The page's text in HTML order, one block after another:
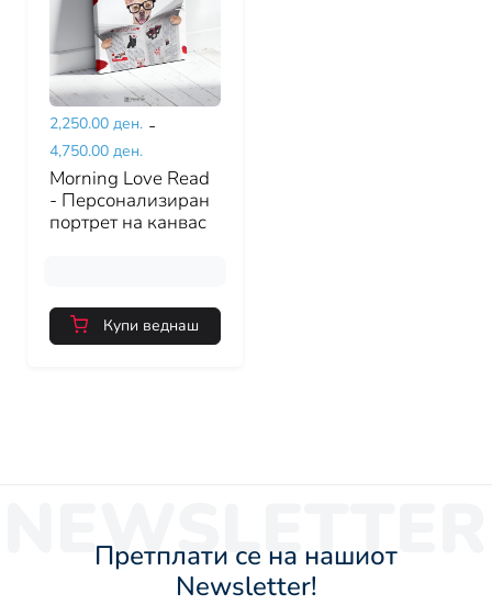
2,250.00 ден. -
4,750.00 ден.
Morning Love Read
- Персонализиран
портрет на канвас
Купи веднаш
NEWSLETTER
Претплати се на нашиот
Newsletter!